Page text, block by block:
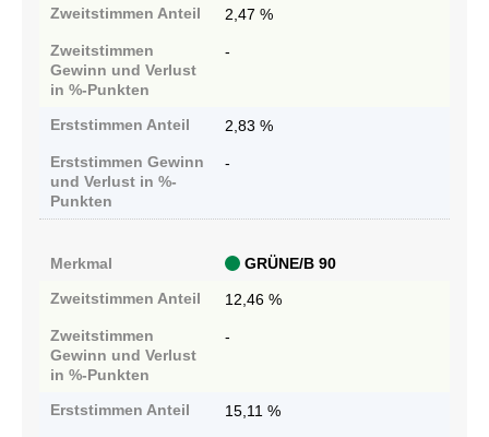
Zweitstimmen Anteil 2,47 %
Zweitstimmen
Gewinn und Verlust
in %-Punkten
-
Erststimmen Anteil 2,83 %
Erststimmen Gewinn
und Verlust in %-
Punkten
-
Merkmal
GRÜNE/B 90
Zweitstimmen Anteil 12,46 %
Zweitstimmen
Gewinn und Verlust
in %-Punkten
-
Erststimmen Anteil 15,11 %